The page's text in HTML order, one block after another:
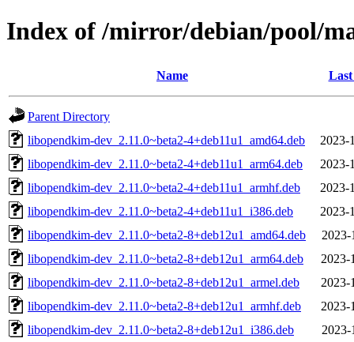
Index of /mirror/debian/pool/
Name
Parent Directory
libopendkim-dev_2.11.0~beta2-4+deb11u1_amd64.deb
2023-
libopendkim-dev_2.11.0~beta2-4+deb11u1_arm64.deb
2023-
libopendkim-dev_2.11.0~beta2-4+deb11u1_armhf.deb
2023-
libopendkim-dev_2.11.0~beta2-4+deb11u1_i386.deb
2023-
libopendkim-dev_2.11.0~beta2-8+deb12u1_amd64.deb
2023-
libopendkim-dev_2.11.0~beta2-8+deb12u1_arm64.deb
2023-
libopendkim-dev_2.11.0~beta2-8+deb12u1_armel.deb
2023-
libopendkim-dev_2.11.0~beta2-8+deb12u1_armhf.deb
2023-
libopendkim-dev_2.11.0~beta2-8+deb12u1_i386.deb
2023-